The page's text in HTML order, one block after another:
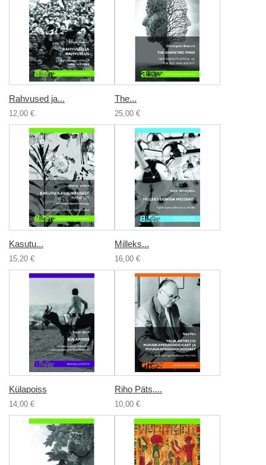
Rahvused ja...
12,00 €
The...
25,00 €
Kasutu...
15,20 €
Milleks...
16,00 €
Külapoiss
14,00 €
Riho Päts....
10,00 €